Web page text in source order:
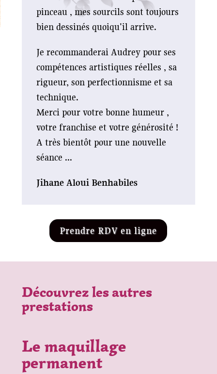
pinceau , mes sourcils sont toujours
bien dessinés quoiqu'il arrive.
Je recommanderai Audrey pour ses
compétences artistiques réelles , sa
rigueur, son perfectionnisme et sa
technique.
Merci pour votre bonne humeur ,
votre franchise et votre générosité !
A très bientôt pour une nouvelle
séance ...
Jihane Aloui Benhabiles
Prendre RDV en ligne
Découvrez les autres
prestations
Le maquillage
permanent